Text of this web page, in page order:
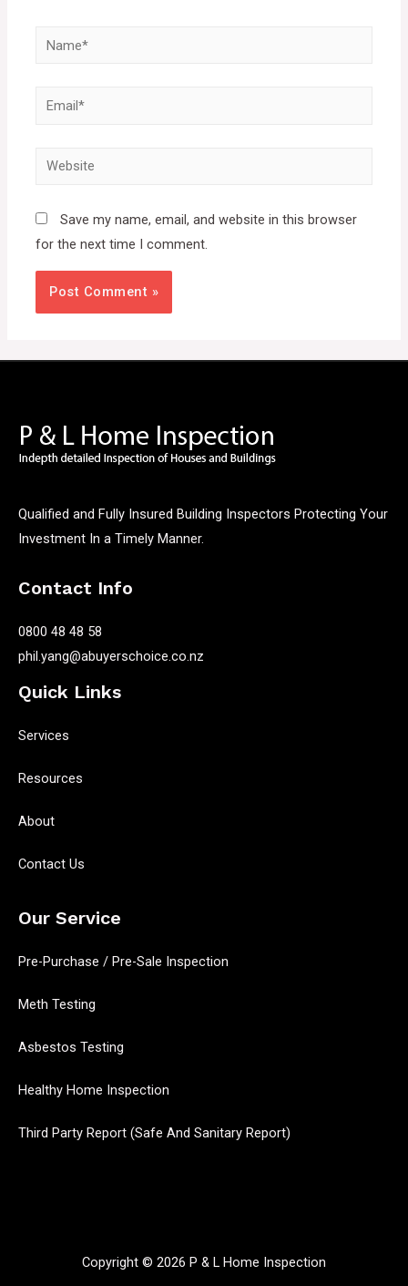
Name*
Email*
Website
Save my name, email, and website in this browser
for the next time I comment.
Qualified and Fully Insured Building Inspectors Protecting Your
Investment In a Timely Manner.
Contact Info
0800 48 48 58
phil.yang@abuyerschoice.co.nz
Quick Links
Services
Resources
About
Contact Us
Our Service
Pre-Purchase / Pre-Sale Inspection
Meth Testing
Asbestos Testing
Healthy Home Inspection
Third Party Report (Safe And Sanitary Report)
Copyright © 2026 P & L Home Inspection